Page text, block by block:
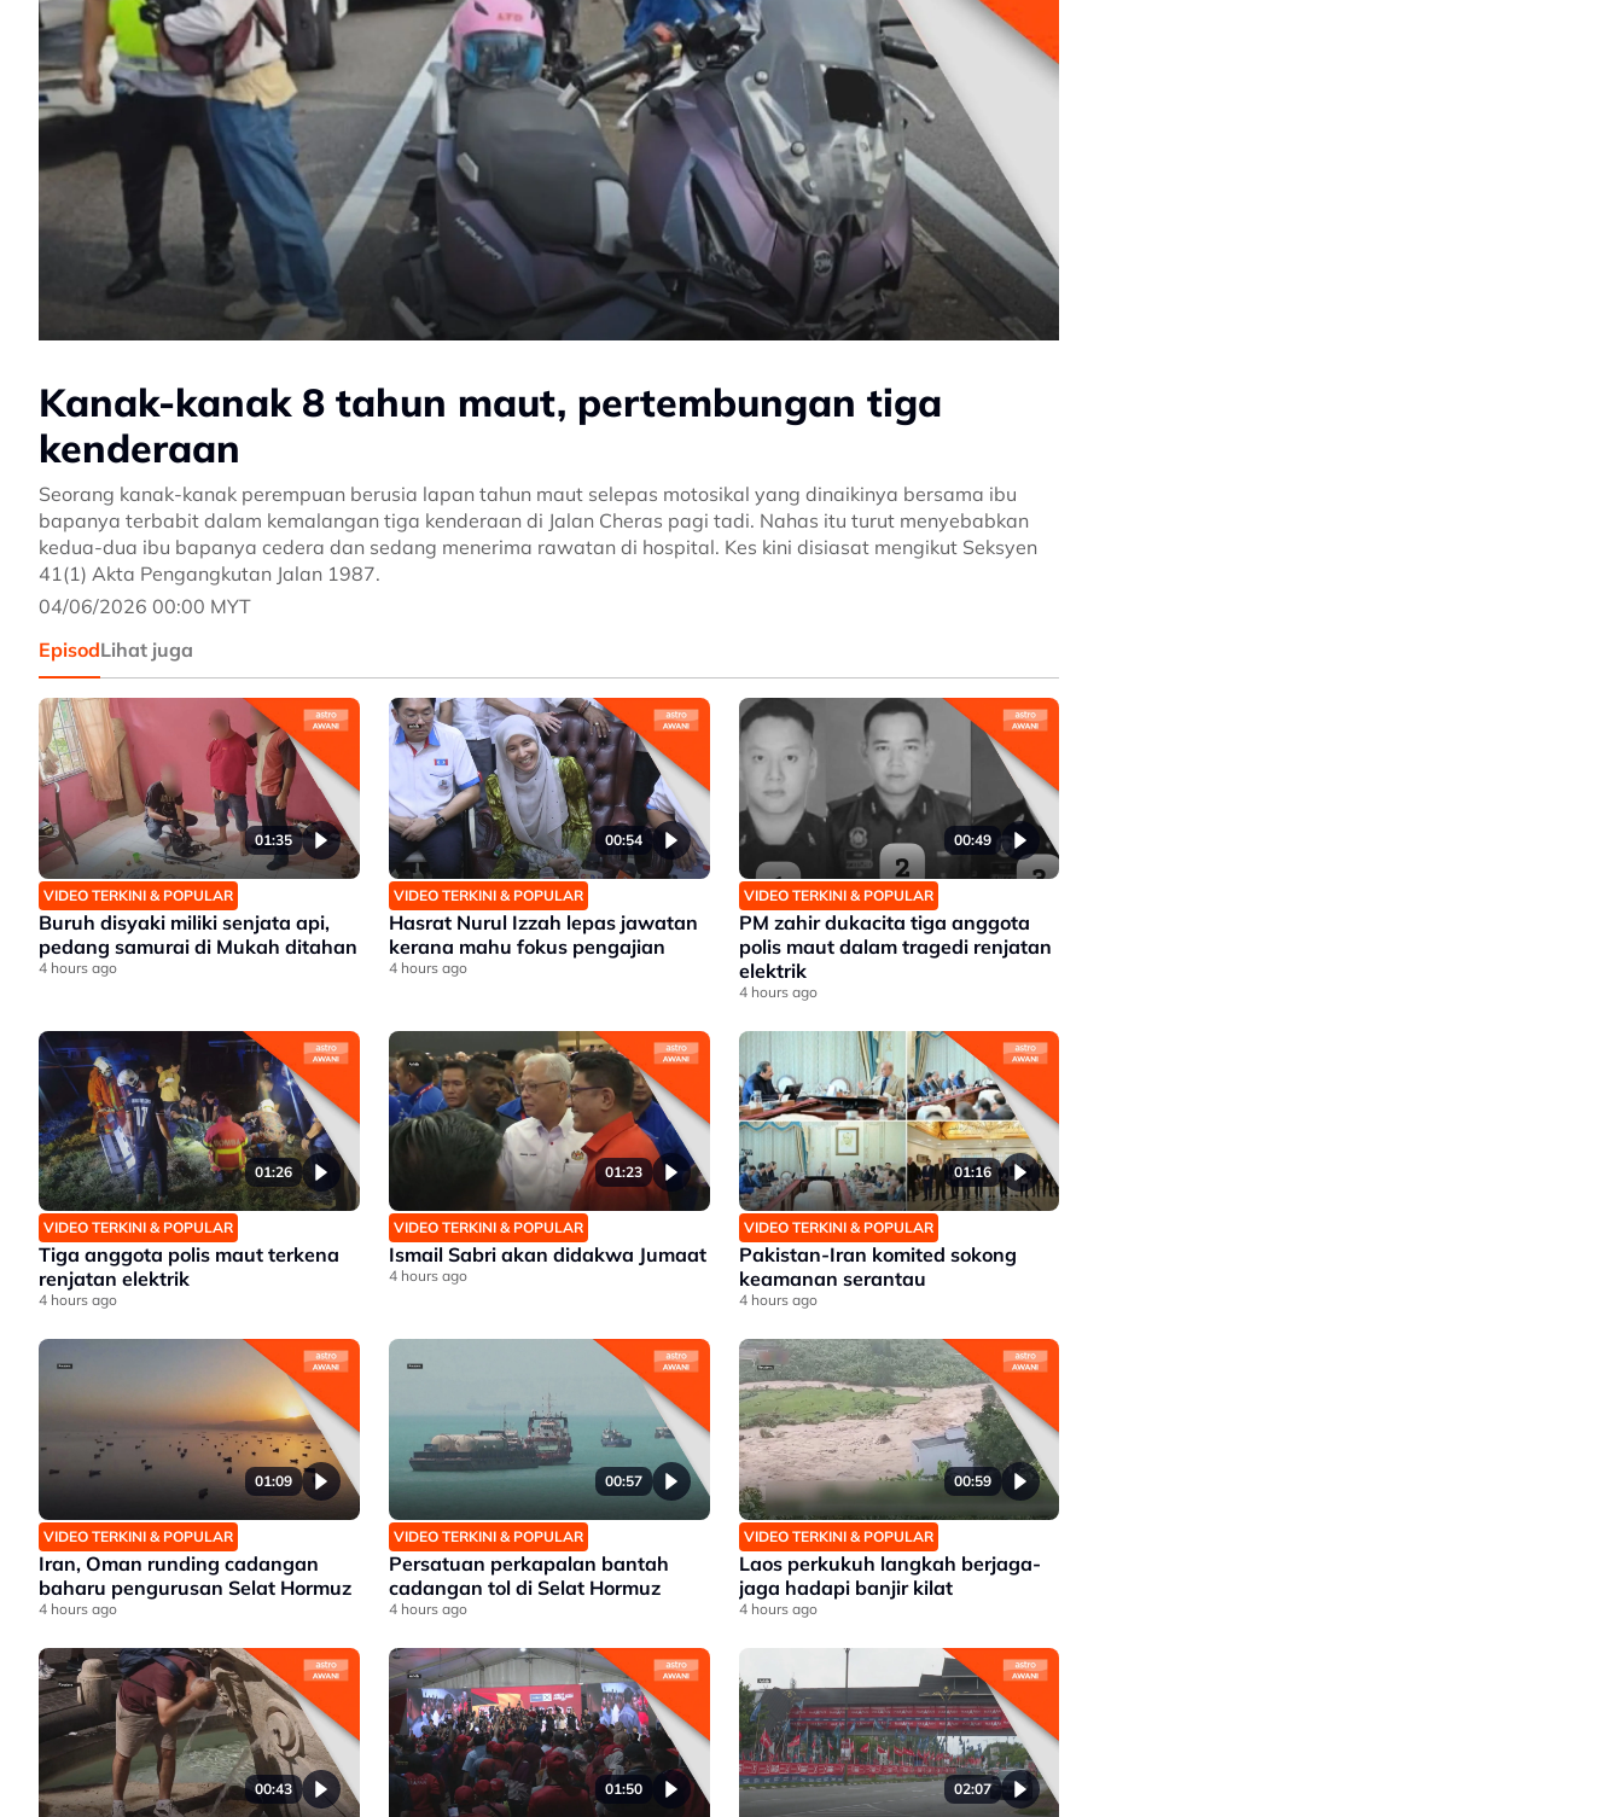
Kanak-kanak 8 tahun maut, pertembungan tiga
kenderaan
Seorang kanak-kanak perempuan berusia lapan tahun maut selepas motosikal yang dinaikinya bersama ibu
bapanya terbabit dalam kemalangan tiga kenderaan di Jalan Cheras pagi tadi. Nahas itu turut menyebabkan
kedua-dua ibu bapanya cedera dan sedang menerima rawatan di hospital. Kes kini disiasat mengikut Seksyen
41(1) Akta Pengangkutan Jalan 1987.
04/06/2026 00:00 MYT
EpisodLihat juga
01:35
VIDEO TERKINI & POPULAR
Buruh disyaki miliki senjata api,
pedang samurai di Mukah ditahan
4 hours ago
00:54
VIDEO TERKINI & POPULAR
Hasrat Nurul Izzah lepas jawatan
kerana mahu fokus pengajian
4 hours ago
00:49
VIDEO TERKINI & POPULAR
PM zahir dukacita tiga anggota
polis maut dalam tragedi renjatan
elektrik
4 hours ago
01:26
VIDEO TERKINI & POPULAR
Tiga anggota polis maut terkena
renjatan elektrik
4 hours ago
01:23
VIDEO TERKINI & POPULAR
Ismail Sabri akan didakwa Jumaat
4 hours ago
01:16
VIDEO TERKINI & POPULAR
Pakistan-Iran komited sokong
keamanan serantau
4 hours ago
01:09
VIDEO TERKINI & POPULAR
Iran, Oman runding cadangan
baharu pengurusan Selat Hormuz
4 hours ago
00:57
VIDEO TERKINI & POPULAR
Persatuan perkapalan bantah
cadangan tol di Selat Hormuz
4 hours ago
00:59
VIDEO TERKINI & POPULAR
Laos perkukuh langkah berjaga-
jaga hadapi banjir kilat
4 hours ago
00:43 01:50 02:07